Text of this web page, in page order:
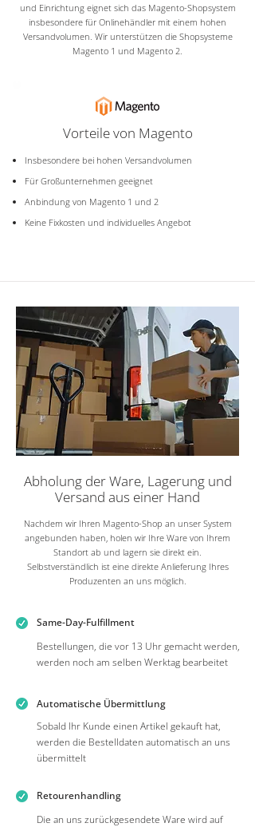
und Einrichtung eignet sich das Magento-Shopsystem
insbesondere für Onlinehändler mit einem hohen
Versandvolumen. Wir unterstützen die Shopsysteme
Magento 1 und Magento 2.
Vorteile von Magento
Insbesondere bei hohen Versandvolumen
Für Großunternehmen geeignet
Anbindung von Magento 1 und 2
Keine Fixkosten und individuelles Angebot
Abholung der Ware, Lagerung und
Versand aus einer Hand
Nachdem wir Ihren Magento-Shop an unser System
angebunden haben, holen wir Ihre Ware von Ihrem
Standort ab und lagern sie direkt ein.
Selbstverständlich ist eine direkte Anlieferung Ihres
Produzenten an uns möglich.
Same-Day-Fulfillment
Bestellungen, die vor 13 Uhr gemacht werden,
werden noch am selben Werktag bearbeitet
Automatische Übermittlung
Sobald Ihr Kunde einen Artikel gekauft hat,
werden die Bestelldaten automatisch an uns
übermittelt
Retourenhandling
Die an uns zurückgesendete Ware wird auf